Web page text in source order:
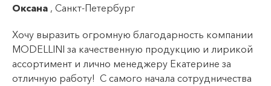
Акции
Коллекции
Для женщин
Большие размеры
Оксана , Санкт-Петербург
Хочу выразить огромную благодарность компании
MODELLINI за качественную продукцию и лирикой
ассортимент и лично менеджеру Екатерине за
отличную работу! С самого начала сотрудничества
Акции
Условия работы
Полезная информация